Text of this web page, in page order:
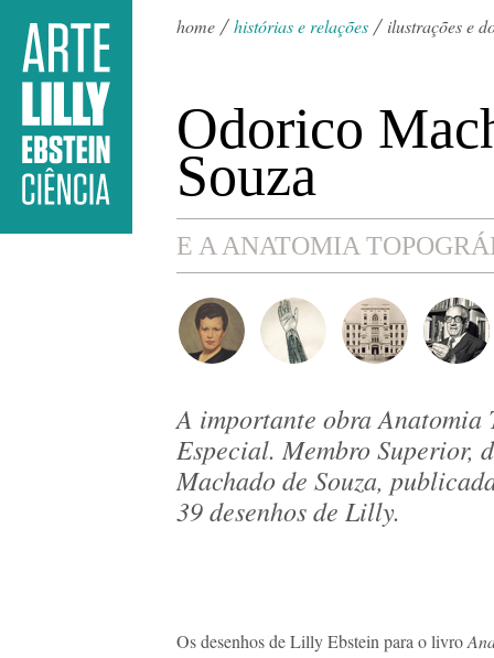
home histórias e relações ilustrações e
Odorico
Souza
E A ANATOMIA
A importante obra Anatomia
Especial. Membro Superior,
Machado de Souza,
39 desenhos de Lilly.
Os desenhos de Lilly Ebstein para o livro